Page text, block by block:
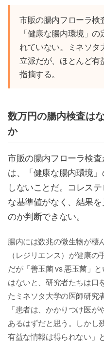
市販の腸内フローラ検
「健康な腸内環境」
れていない。ミネソ
立派だが、ほとんど有
指摘する。
数万円の腸内検査は
か
市販の腸内フローラ検
は、「健康な腸内環境
しないことだ。コレス
な基準値がなく、結果
のか判断できない。
腸内には数兆の微生物が棲
（レジリエンス）が健康の
だが「善玉菌 vs 悪玉菌」
はないと、研究者たちは口
たミネソタ大学の医師研究
「患者は、かかりつけ医
あるはずだと思う。しかし
有益な情報は得られない」